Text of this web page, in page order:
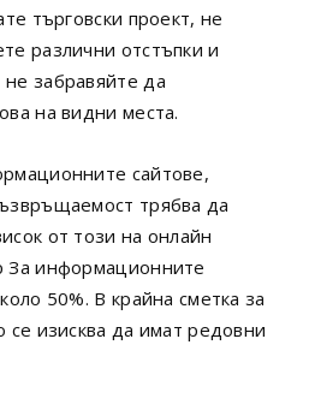
търговски проект, не
различни отстъпки и
забравяйте да
на видни места.
сайтове,
трябва да
от този на онлайн
За информационните
50%. В крайна сметка за
се изисква да имат редовни